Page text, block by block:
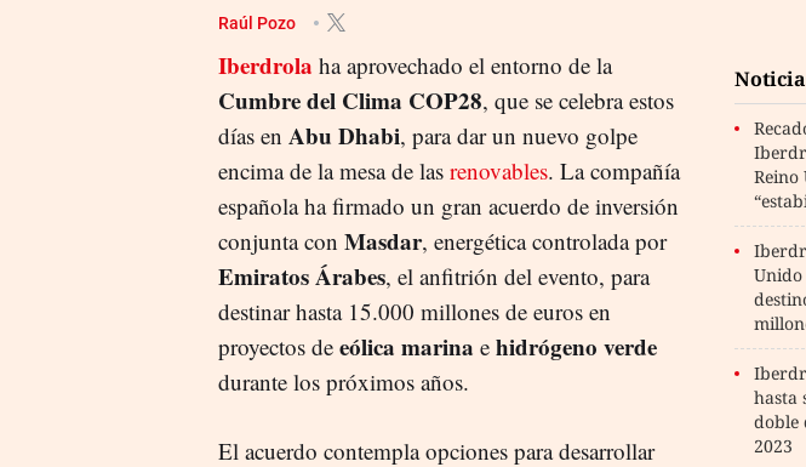
Raúl Pozo
Reino
Unido
hasta
doble
2023
Iberdrola ha aprovechado el entorno de la
Cumbre del Clima COP28, que se celebra estos
días en Abu Dhabi, para dar un nuevo golpe
encima de la mesa de las renovables. La compañía
española ha firmado un gran acuerdo de inversión
conjunta con Masdar, energética controlada por
Emiratos Árabes, el anfitrión del evento, para
destinar hasta 15.000 millones de euros en
proyectos de eólica marina e hidrógeno verde
durante los próximos años.
El acuerdo contempla opciones para desarrollar